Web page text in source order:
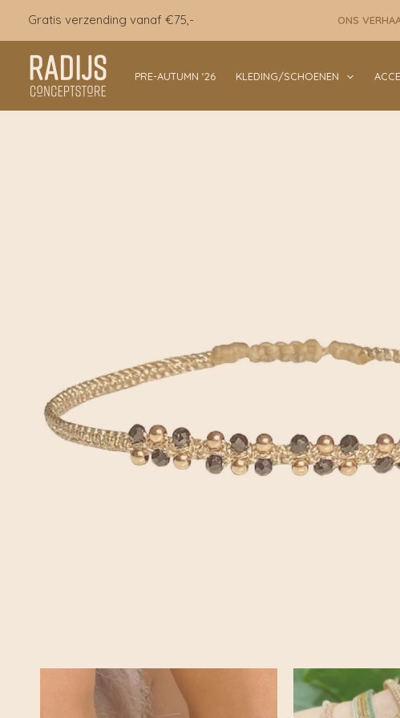
inhoud
Gratis verzending vanaf €75,- ONS
PRE-AUTUMN ‘26 KLEDING/SCHOENEN